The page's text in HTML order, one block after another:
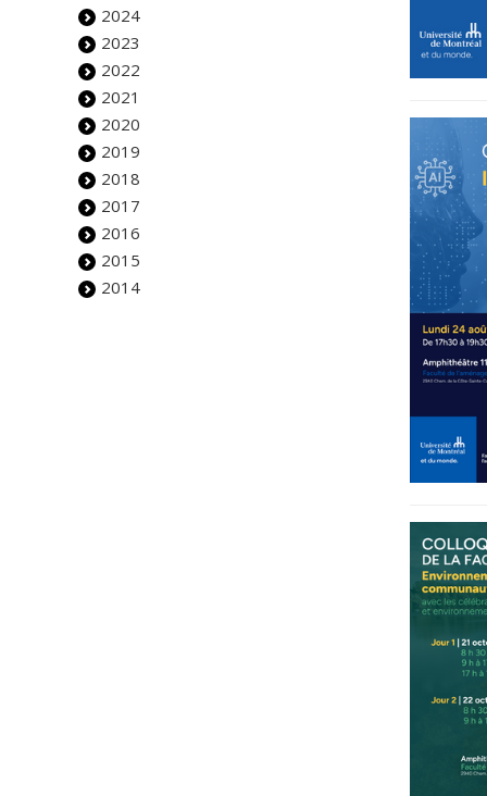
2024
2023
2022
2021
2020
2019
2018
2017
2016
2015
2014